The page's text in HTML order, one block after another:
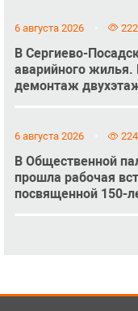
6 августа 2026 222
В Сергиево-
аварийного
демонтаж
6 августа 2026 224
В Общественной
прошла рабочая
посвященной 150-